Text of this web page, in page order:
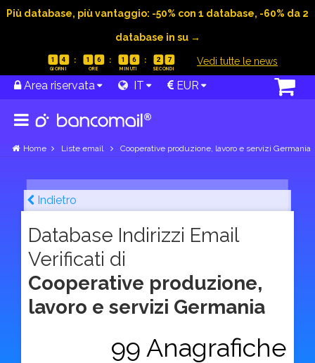
Più database, più vantaggio: -50% con 1 database, -60% da 2
database in su →
1 4 1 6 1 6 2 6 Vedi tutte le news
Area riservata IT EUR
Home Liste email Cooperative produzione, lavoro e servizi Germania
Indietro
Database Indirizzi Email
Verificati di
Cooperative produzione,
lavoro e servizi Germania
99 Anagrafiche